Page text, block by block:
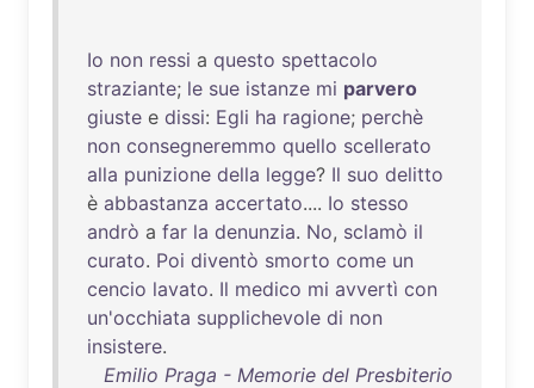
Io non ressi a questo spettacolo
straziante; le sue istanze mi parvero
giuste e dissi: Egli ha ragione; perchè
non consegneremmo quello scellerato
alla punizione della legge? Il suo delitto
è abbastanza accertato.... Io stesso
andrò a far la denunzia. No, sclamò il
curato. Poi diventò smorto come un
cencio lavato. Il medico mi avvertì con
un'occhiata supplichevole di non
insistere.
Emilio Praga - Memorie del Presbiterio